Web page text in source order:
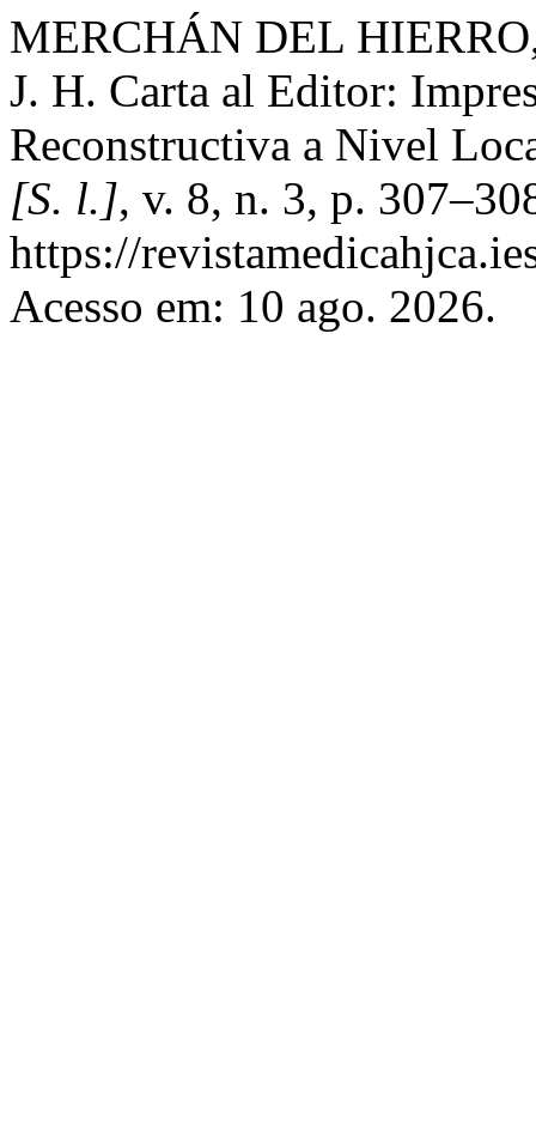
MERCHÁN DEL
J. H. Carta al Editor:
Reconstructiva a Nivel
[S. l.], v. 8, n. 3, p.
https://
Acesso em: 10 ago. 2026.